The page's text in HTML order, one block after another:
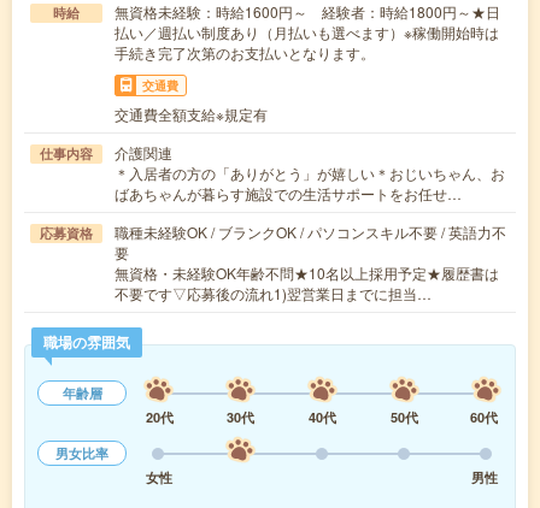
時給
無資格未経験：時給1600円～ 経験者：時給1800円～★日
払い／週払い制度あり（月払いも選べます）※稼働開始時は
手続き完了次第のお支払いとなります。
交通費
交通費全額支給※規定有
仕事内容
介護関連
＊入居者の方の「ありがとう」が嬉しい＊おじいちゃん、お
ばあちゃんが暮らす施設での生活サポートをお任せ…
応募資格
職種未経験OK / ブランクOK / パソコンスキル不要 / 英語力不
要
無資格・未経験OK年齢不問★10名以上採用予定★履歴書は
不要です▽応募後の流れ1)翌営業日までに担当…
職場の雰囲気
年齢層
20代
30代 40代 50代
60代
男女比率
女性
男性